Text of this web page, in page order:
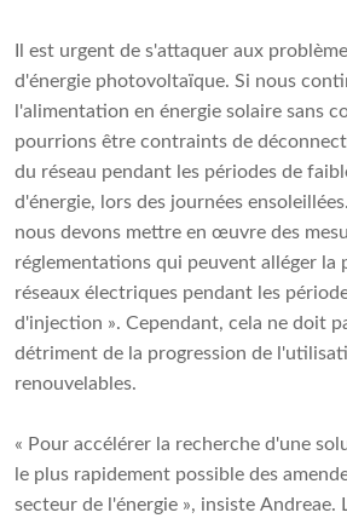
Il est urgent de s'attaquer aux
d'énergie photovoltaïque. Si nous
l'alimentation en énergie solaire sans
pourrions être contraints de
du réseau pendant les périodes de
d'énergie, lors des journées
nous devons mettre en œuvre des
réglementations qui peuvent alléger la
réseaux électriques pendant les
d'injection ». Cependant, cela ne doit
détriment de la progression de
renouvelables.
« Pour accélérer la recherche d'une
le plus rapidement possible des
secteur de l'énergie », insiste Andreae.